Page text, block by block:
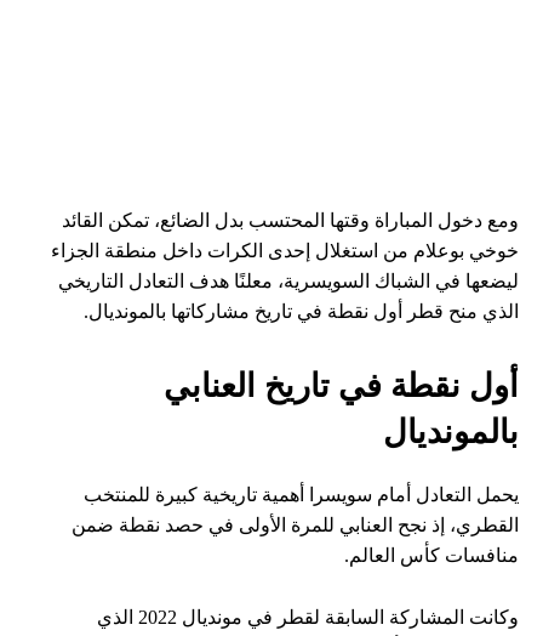
ومع دخول المباراة وقتها المحتسب بدل الضائع، تمكن القائد
خوخي بوعلام من استغلال إحدى الكرات داخل منطقة الجزاء
ليضعها في الشباك السويسرية، معلنًا هدف التعادل التاريخي
الذي منح قطر أول نقطة في تاريخ مشاركاتها بالمونديال.
أول نقطة في تاريخ العنابي
بالمونديال
يحمل التعادل أمام سويسرا أهمية تاريخية كبيرة للمنتخب
القطري، إذ نجح العنابي للمرة الأولى في حصد نقطة ضمن
منافسات كأس العالم.
وكانت المشاركة السابقة لقطر في مونديال 2022 الذي